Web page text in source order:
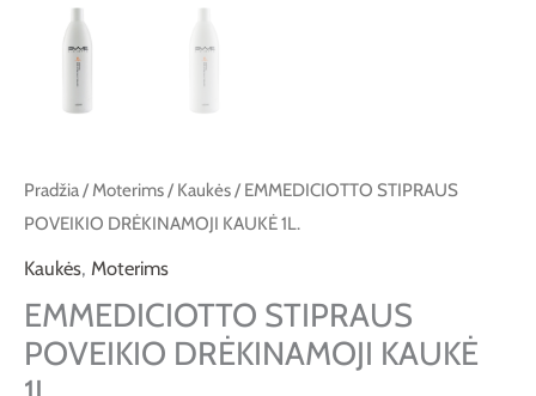
Pradžia/ Moterims/ Kaukės/ EMMEDICIOTTO STIPRAUS
POVEIKIO DRĖKINAMOJI KAUKĖ 1L.
Kaukės, Moterims
EMMEDICIOTTO STIPRAUS
POVEIKIO DRĖKINAMOJI KAUKĖ